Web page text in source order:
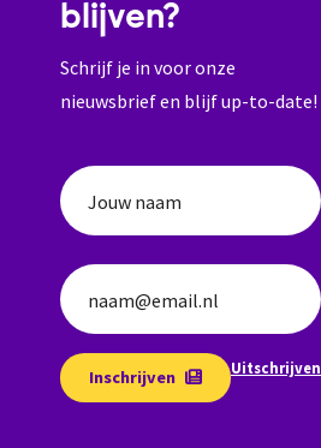
blijven?
Schrijf je in voor onze
nieuwsbrief en blijf up-to-date!
Jouw naam
naam@email.nl
Inschrijven Uitschrijven